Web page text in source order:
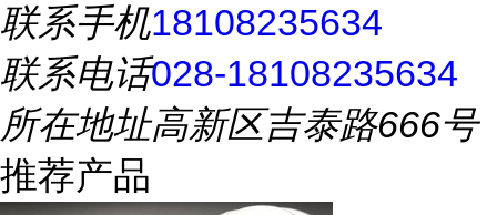
联系手机18108235634
联系电话028-18108235634
所在地址高新区吉泰路666号
推荐产品